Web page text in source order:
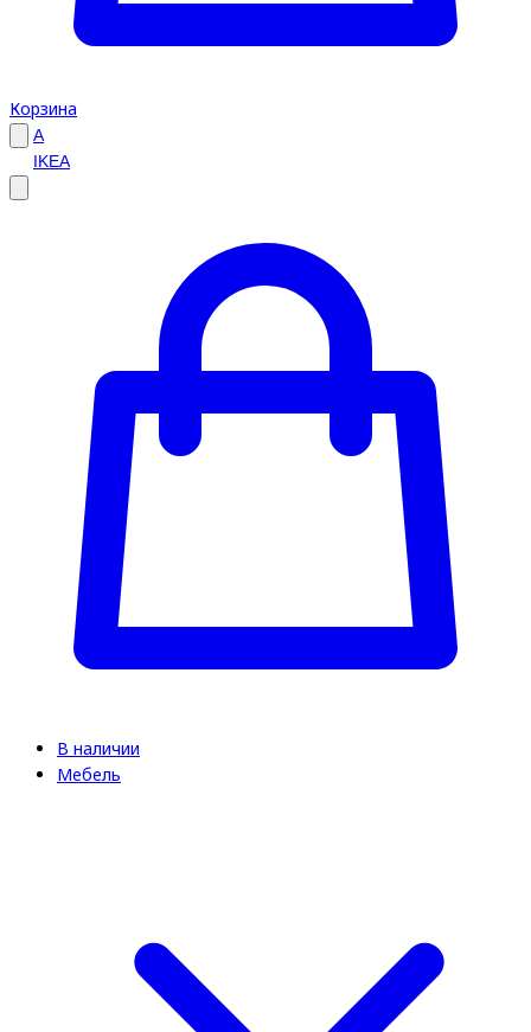
Корзина
A
IKEA
В наличии
Мебель